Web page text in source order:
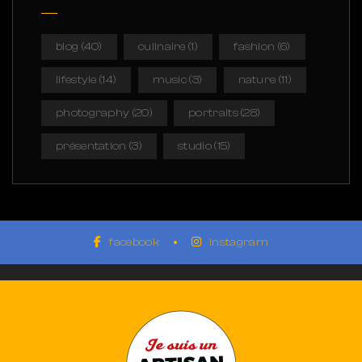
blog (40) culinaire (1) fashion (6)
lifestyle (14) music(3) nature (11)
photography (20) portraits(28)
présentation (3) studio(15)
facebook instagram